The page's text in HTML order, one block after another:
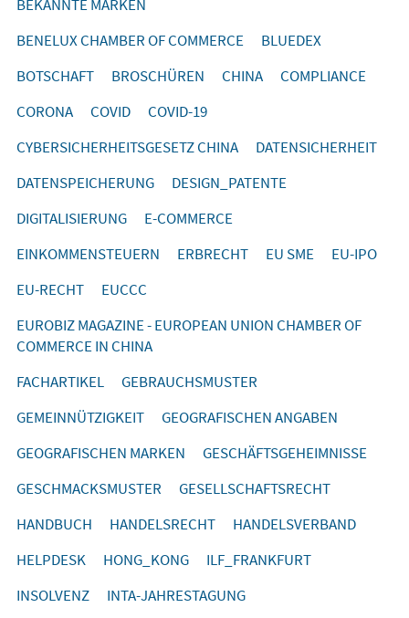
BEKANNTE MARKEN
BENELUX CHAMBER OF COMMERCE
BLUEDEX
BOTSCHAFT
BROSCHÜREN CHINA
COMPLIANCE
CORONA
COVID
COVID-19
CYBERSICHERHEITSGESETZ CHINA
DATENSICHERHEIT
DATENSPEICHERUNG
DESIGN_PATENTE
DIGITALISIERUNG
E-COMMERCE
EINKOMMENSTEUERN
ERBRECHT EU SME
EU-IPO
EU-RECHT
EUCCC
EUROBIZ MAGAZINE - EUROPEAN UNION CHAMBER OF
COMMERCE IN CHINA
FACHARTIKEL
GEBRAUCHSMUSTER
GEMEINNÜTZIGKEIT
GEOGRAFISCHEN ANGABEN
GEOGRAFISCHEN MARKEN
GESCHÄFTSGEHEIMNISSE
GESCHMACKSMUSTER
GESELLSCHAFTSRECHT
HANDBUCH
HANDELSRECHT
HANDELSVERBAND
HELPDESK
HONG_KONG
ILF_FRANKFURT
INSOLVENZ
INTA-JAHRESTAGUNG